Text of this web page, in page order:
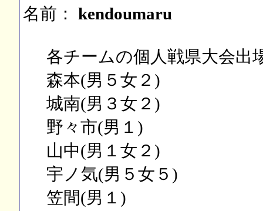
名前： kendoumaru
各チームの個人戦県大会出
森本(男５女２)
城南(男３女２)
野々市(男１)
山中(男１女２)
宇ノ気(男５女５)
笠間(男１)